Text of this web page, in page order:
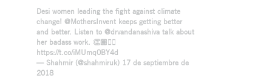
Desi women leading the fight against climate
change! @MothersInvent keeps getting better
and better. Listen to @drvandanashiva talk about
her badass work. 👏🏽✊🏽
https://t.co/iMUmq0BY4d
— Shahmir (@shahmiruk) 17 de septiembre de
2018